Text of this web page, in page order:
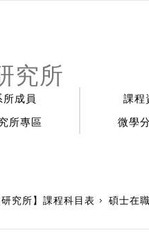
究所
所成員 課程
所專區 微學
研究所】課程科目表 碩士在